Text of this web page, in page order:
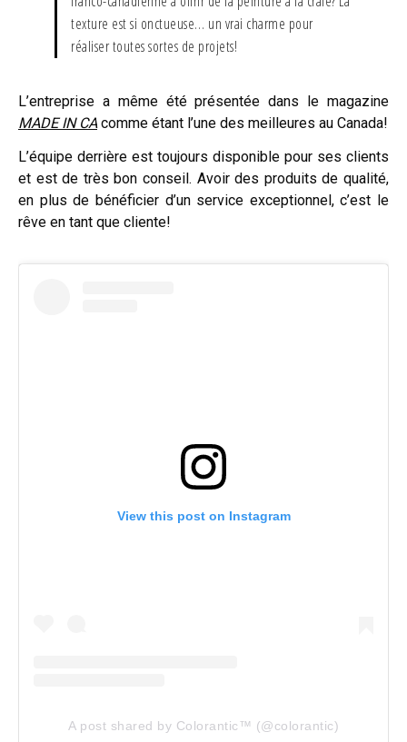
texture est si onctueuse… un vrai charme pour
réaliser toutes sortes de projets!
L’entreprise a même été présentée dans le magazine
MADE IN CA comme étant l’une des meilleures au Canada!
L’équipe derrière est toujours disponible pour ses clients
et est de très bon conseil. Avoir des produits de qualité,
en plus de bénéficier d’un service exceptionnel, c’est le
rêve en tant que cliente!
View this post on Instagram
A post shared by Colorantic™ (@colorantic)